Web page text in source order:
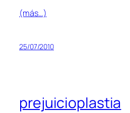
(más…)
25/07/2010
prejuicioplastia